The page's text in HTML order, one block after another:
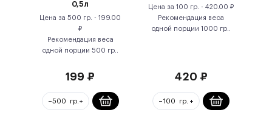
0,5л
Цена за 500 гр. - 199.00
₽
Рекомендация веса
одной порции 500 гр.
199 ₽
Цена за 100 гр. - 420.00 ₽
Рекомендация веса
одной порции 1000 гр.
420 ₽